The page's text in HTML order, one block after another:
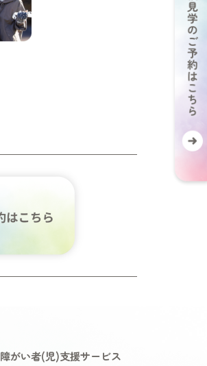
障がい者(児)支援サービス